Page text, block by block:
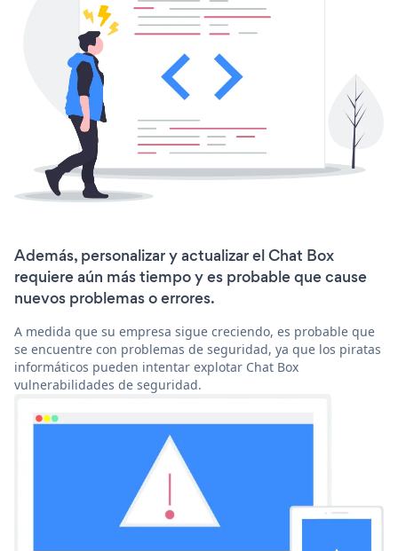
Además, personalizar y actualizar el Chat Box
requiere aún más tiempo y es probable que cause
nuevos problemas o errores.
A medida que su empresa sigue creciendo, es probable que
se encuentre con problemas de seguridad, ya que los piratas
informáticos pueden intentar explotar Chat Box
vulnerabilidades de seguridad.